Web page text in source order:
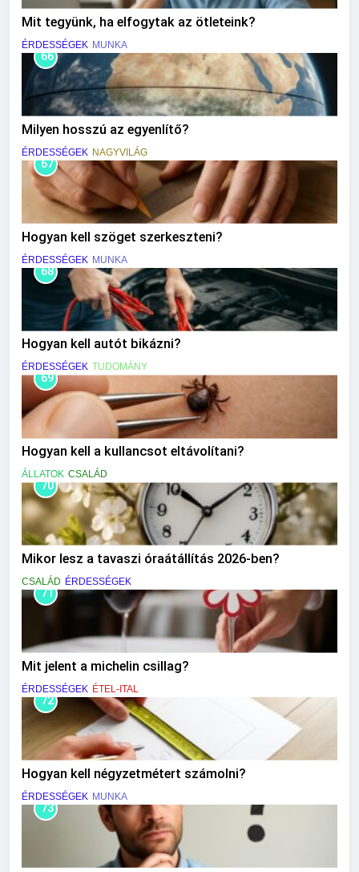
Mit tegyünk, ha elfogytak az ötleteink?
ÉRDESSÉGEK MUNKA
66
Milyen hosszú az egyenlítő?
ÉRDESSÉGEK NAGYVILÁG
67
Hogyan kell szöget szerkeszteni?
ÉRDESSÉGEK MUNKA
68
Hogyan kell autót bikázni?
ÉRDESSÉGEK TUDOMÁNY
69
Hogyan kell a kullancsot eltávolítani?
ÁLLATOK CSALÁD
70
Mikor lesz a tavaszi óraátállítás 2026-ben?
CSALÁD ÉRDESSÉGEK
71
Mit jelent a michelin csillag?
ÉRDESSÉGEK ÉTEL-ITAL
72
Hogyan kell négyzetmétert számolni?
ÉRDESSÉGEK MUNKA
73